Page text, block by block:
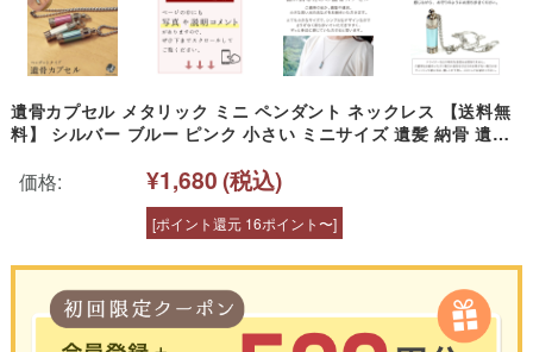
遺骨カプセル メタリック ミニ ペンダント ネックレス 【送料無
料】 シルバー ブルー ピンク 小さい ミニサイズ 遺髪 納骨 遺灰
人間 赤ちゃん 子供 天使ママ new
価格: ¥1,680(税込)
[ポイント還元 16ポイント〜]